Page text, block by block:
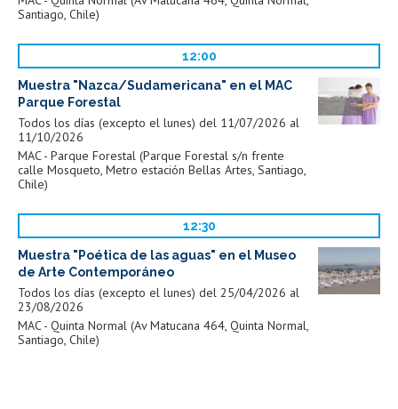
Santiago, Chile)
12:00
Muestra "Nazca/Sudamericana" en el MAC
Parque Forestal
Todos los días (excepto el lunes) del 11/07/2026 al
11/10/2026
MAC - Parque Forestal (Parque Forestal s/n frente
calle Mosqueto, Metro estación Bellas Artes, Santiago,
Chile)
12:30
Muestra "Poética de las aguas" en el Museo
de Arte Contemporáneo
Todos los días (excepto el lunes) del 25/04/2026 al
23/08/2026
MAC - Quinta Normal (Av Matucana 464, Quinta Normal,
Santiago, Chile)